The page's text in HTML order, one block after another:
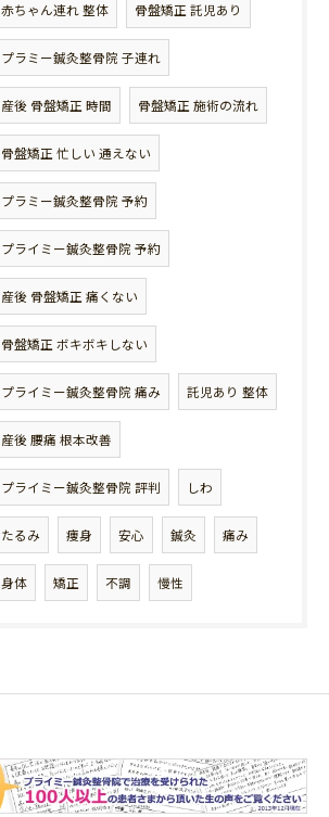
赤ちゃん連れ 整体 骨盤矯正 託児あり
プラミー鍼灸整骨院 子連れ
産後 骨盤矯正 時間 骨盤矯正 施術の流れ
骨盤矯正 忙しい 通えない
プラミー鍼灸整骨院 予約
プライミー鍼灸整骨院 予約
産後 骨盤矯正 痛くない
骨盤矯正 ボキボキしない
プライミー鍼灸整骨院 痛み 託児あり 整体
産後 腰痛 根本改善
プライミー鍼灸整骨院 評判 しわ
たるみ 痩身 安心 鍼灸 痛み
身体 矯正 不調 慢性